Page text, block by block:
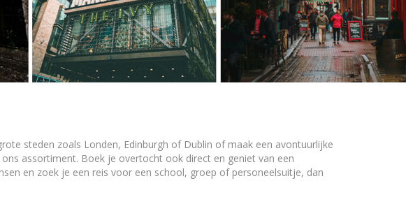
steden zoals Londen, Edinburgh of Dublin of maak een avontuurlijke
assortiment. Boek je overtocht ook direct en geniet van een
en zoek je een reis voor een school, groep of personeelsuitje, dan